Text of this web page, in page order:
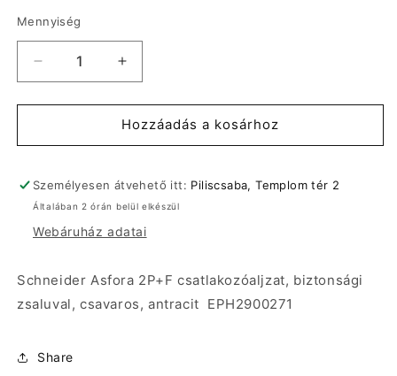
Mennyiség
Schneider
Asfora
2P+F
csatlakozóaljzat,
biztonsági
csavaros,
antracit
mennyiségének
Schneider
Asfora
2P+F
csatlakozóaljzat,
biztonsági
csavaros,
antracit
mennyiségének
Hozzáadás a kosárhoz
Személyesen átvehető itt: Piliscsaba, Templom tér 2
Általában 2 órán belül elkészül
Webáruház adatai
Schneider Asfora 2P+F csatlakozóaljzat, biztonsági
zsaluval, csavaros, antracit EPH2900271
Share